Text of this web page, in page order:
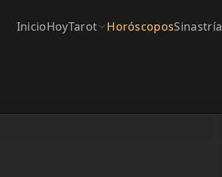
InicioHoyTarot HoróscoposSinastría